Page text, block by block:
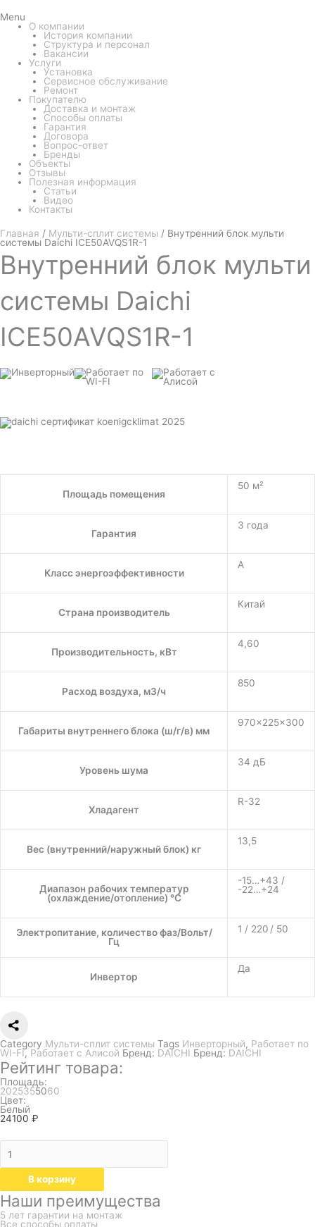
Menu
О компании
История компании
Структура и персонал
Вакансии
Услуги
Установка
Сервисное обслуживание
Ремонт
Покупателю
Доставка и монтаж
Способы оплаты
Гарантия
Договора
Вопрос-ответ
Бренды
Объекты
Отзывы
Полезная информация
Статьи
Видео
Контакты
Главная / Мульти-сплит системы / Внутренний блок мульти
системы Daichi ICE50AVQS1R-1
Внутренний блок мульти
системы Daichi
ICE50AVQS1R-1
Площадь помещения
50 м²
Гарантия
3 года
Класс энергоэффективности
A
Страна производитель
Китай
Производительность, кВт
4,60
Расход воздуха, м3/ч
850
Габариты внутреннего блока (ш/г/в) мм
970×225×300
Уровень шума
34 дБ
Хладагент
R-32
Вес (внутренний/наружный блок) кг
13,5
Диапазон рабочих температур
(охлаждение/отопление) °C
-15…+43 /
-22…+24
Электропитание, количество фаз/Вольт/
Гц
1 / 220 / 50
Инвертор
Да
Category Мульти-сплит системы Tags Инверторный, Работает по
WI-FI, Работает с Алисой Бренд: DAICHI Бренд: DAICHI
Рейтинг товара:
Площадь:
2025355060
Цвет:
Белый
24100 ₽
В корзину
Наши преимущества
5 лет гарантии на монтаж
Все способы оплаты